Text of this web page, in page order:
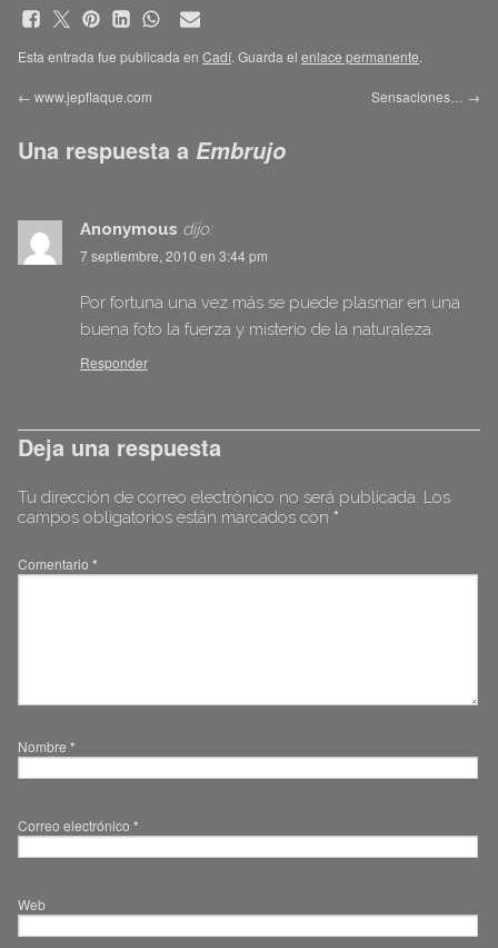
Esta entrada fue publicada en Cadí. Guarda el enlace permanente.
← www.jepflaque.com Sensaciones… →
Una respuesta a Embrujo
Anonymous dijo:
7 septiembre, 2010 en 3:44 pm
Por fortuna una vez más se puede plasmar en una
buena foto la fuerza y misterio de la naturaleza.
Responder
Deja una respuesta
Tu dirección de correo electrónico no será publicada. Los
campos obligatorios están marcados con *
Comentario *
Nombre *
Correo electrónico *
Web